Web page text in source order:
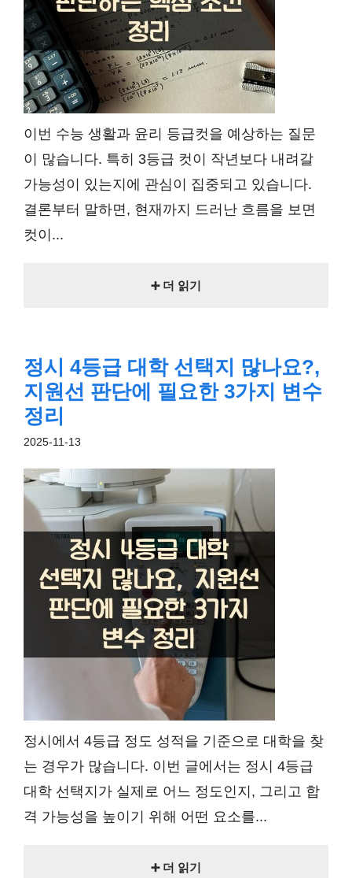
이번 수능 생활과 윤리 등급컷을 예상하는 질문
이 많습니다. 특히 3등급 컷이 작년보다 내려갈
가능성이 있는지에 관심이 집중되고 있습니다.
결론부터 말하면, 현재까지 드러난 흐름을 보면
컷이...
➕ 더 읽기
정시 4등급 대학 선택지 많나요?,
지원선 판단에 필요한 3가지 변수
정리
2025-11-13
정시에서 4등급 정도 성적을 기준으로 대학을 찾
는 경우가 많습니다. 이번 글에서는 정시 4등급
대학 선택지가 실제로 어느 정도인지, 그리고 합
격 가능성을 높이기 위해 어떤 요소를...
➕ 더 읽기